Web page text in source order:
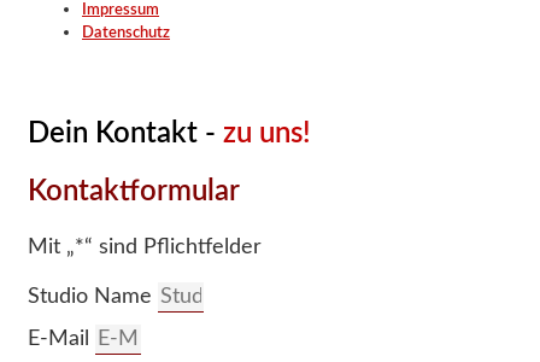
Impressum
Datenschutz
Dein Kontakt - zu uns!
Kontaktformular
Mit „*“ sind Pflichtfelder
Studio Name
E-Mail